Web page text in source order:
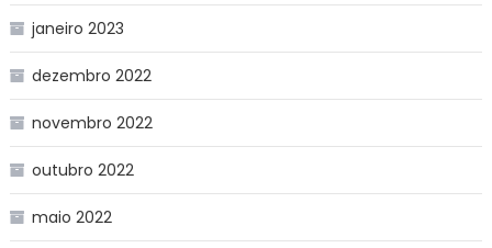
janeiro 2023
dezembro 2022
novembro 2022
outubro 2022
maio 2022